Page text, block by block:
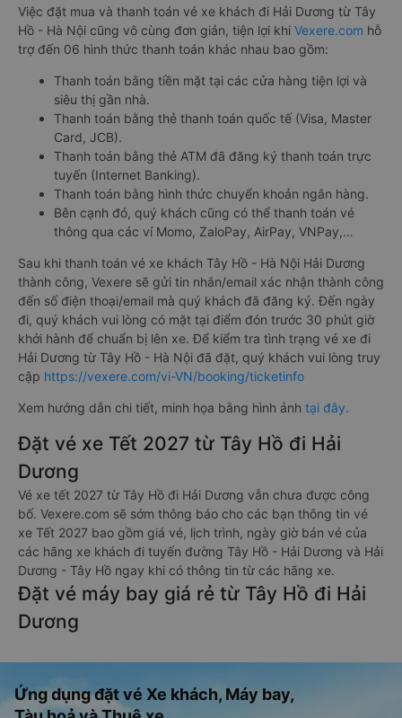
Việc đặt mua và thanh toán vé xe khách đi Hải Dương từ Tây
Hồ - Hà Nội cũng vô cùng đơn giản, tiện lợi khi Vexere.com hỗ
trợ đến 06 hình thức thanh toán khác nhau bao gồm:
Thanh toán bằng tiền mặt tại các cửa hàng tiện lợi và
siêu thị gần nhà.
Thanh toán bằng thẻ thanh toán quốc tế (Visa, Master
Card, JCB).
Thanh toán bằng thẻ ATM đã đăng ký thanh toán trực
tuyến (Internet Banking).
Thanh toán bằng hình thức chuyển khoản ngân hàng.
Bên cạnh đó, quý khách cũng có thể thanh toán vé
thông qua các ví Momo, ZaloPay, AirPay, VNPay,…
Sau khi thanh toán vé xe khách Tây Hồ - Hà Nội Hải Dương
thành công, Vexere sẽ gửi tin nhắn/email xác nhận thành công
đến số điện thoại/email mà quý khách đã đăng ký. Đến ngày
đi, quý khách vui lòng có mặt tại điểm đón trước 30 phút giờ
khởi hành để chuẩn bị lên xe. Để kiểm tra tình trạng vé xe đi
Hải Dương từ Tây Hồ - Hà Nội đã đặt, quý khách vui lòng truy
cập https://vexere.com/vi-VN/booking/ticketinfo
Xem hướng dẫn chi tiết, minh họa bằng hình ảnh tại đây.
Đặt vé xe Tết 2027 từ Tây Hồ đi Hải
Dương
Vé xe tết 2027 từ Tây Hồ đi Hải Dương vẫn chưa được công
bố. Vexere.com sẽ sớm thông báo cho các bạn thông tin vé
xe Tết 2027 bao gồm giá vé, lịch trình, ngày giờ bán vé của
các hãng xe khách đi tuyến đường Tây Hồ - Hải Dương và Hải
Dương - Tây Hồ ngay khi có thông tin từ các hãng xe.
Đặt vé máy bay giá rẻ từ Tây Hồ đi Hải
Dương
Ứng dụng đặt vé Xe khách, Máy bay,